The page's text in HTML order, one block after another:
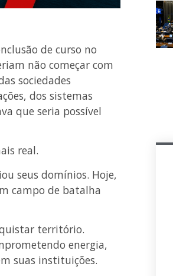
de curso no
não começar com
sociedades
dos sistemas
que seria possível
real.
seus domínios. Hoje,
campo de batalha
território.
energia,
suas instituições.